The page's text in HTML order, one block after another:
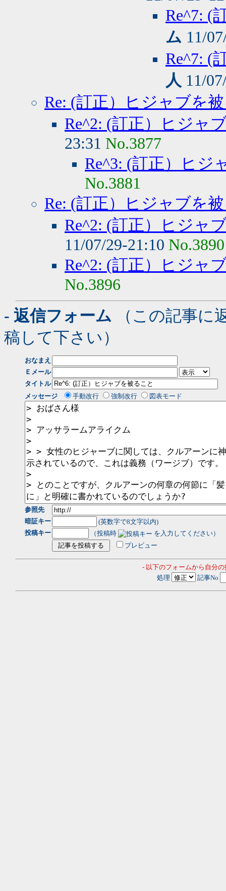
Re^7: (
ム 11/
Re^7: (
人 11/
Re: (訂正）ヒジャブを
Re^2: (訂正）ヒジャ
23:31 No.3877
Re^3: (訂正）ヒジ
No.3881
Re: (訂正）ヒジャブを
Re^2: (訂正）ヒジャ
11/07/29-21:10 No.3890
Re^2: (訂正）ヒジャ
No.3896
- 返信フォーム （この記事に
稿して下さい）
おなまえ
Ｅメール
タイトル
メッセージ
手動改行 強制改行 図表モード
参照先
暗証キー
(英数字で8文字以内)
投稿キー
（投稿時
を入力してください）
プレビュー
- 以下のフォームから自分
処理
記事No